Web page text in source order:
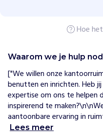
d
e
n
z
i
e
k
e
n
h
Hoe
Waarom we je hulp
["We willen onze
benutten en inrichten. Heb
expertise om ons te helpen
inspirerend te
aantoonbare ervaring in
Lees meer